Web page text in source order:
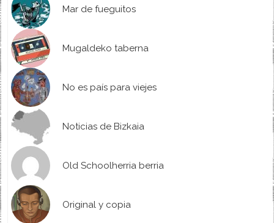
Mar de fueguitos
Mugaldeko taberna
No es país para viejes
Noticias de Bizkaia
Old Schoolherria berria
Original y copia